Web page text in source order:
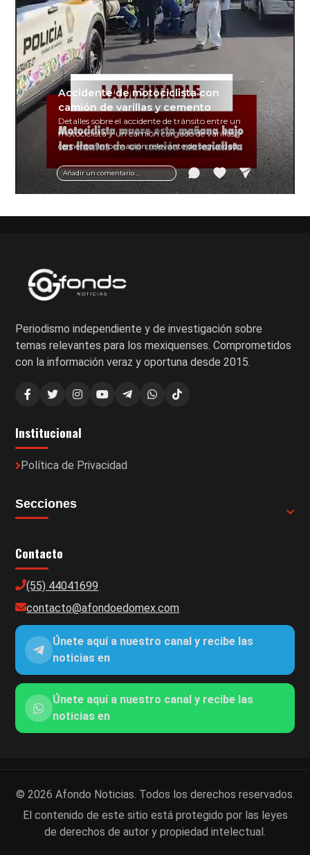
Añadir un comentario ...
Accidente de motociclista con
camión de varillas y cemento
Detalles sobre el accidente de tránsito entre un
motociclista y un camión cargado de varillas y
cemento. Información relevante de seguridad
vial y recomendaciones para motociclistas.
Periodismo independiente y de investigación sobre
temas relevantes para los mexiquenses. Comprometidos
con la información veraz y oportuna desde 2015.
Institucional
Política de Privacidad
Secciones
Contacto
(55) 44041699
contacto@afondoedomex.com
Únete aquí a nuestro canal y recibe las
noticias en
Únete aquí a nuestro canal y recibe las
noticias en
© 2026 Afondo Noticias. Todos los derechos reservados.
El contenido de este sitio está protegido por las leyes
de derechos de autor y propiedad intelectual.